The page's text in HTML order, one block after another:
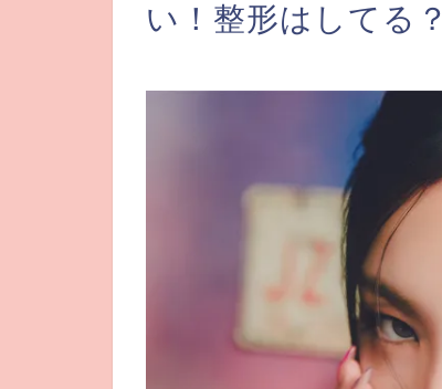
い！整形はしてる？